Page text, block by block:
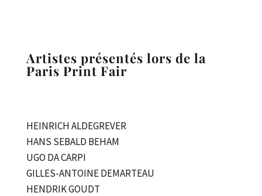
Artistes présentés lors de la
Paris Print Fair
HEINRICH ALDEGREVER
HANS SEBALD BEHAM
UGO DA CARPI
GILLES-ANTOINE DEMARTEAU
HENDRIK GOUDT